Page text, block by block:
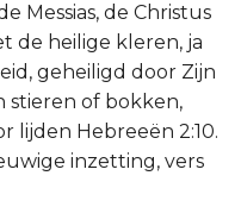
Messias, de Christus
de heilige kleren, ja
geheiligd door Zijn
stieren of bokken,
lijden Hebreeën 2:10.
inzetting, vers